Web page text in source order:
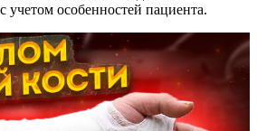
учетом особенностей пациента.